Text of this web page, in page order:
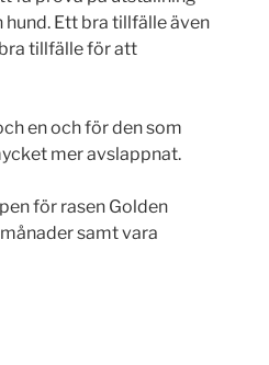
Ett bra tillfälle även
tillfälle för att
en och för den som
mer avslappnat.
för rasen Golden
samt vara